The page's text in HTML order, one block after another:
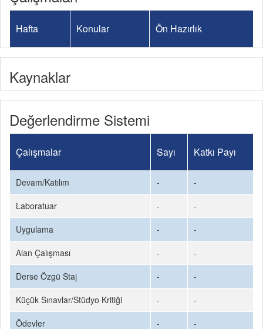
Hafta Konular Ön Hazırlık
Kaynaklar
Değerlendirme Sistemi
Çalışmalar Sayı Katkı Payı
Devam/Katılım -
-
Laboratuar
-
-
Uygulama
-
-
Alan Çalışması
-
-
Derse Özgü Staj
-
-
Küçük Sınavlar/Stüdyo Kritiği
-
-
Ödevler
-
-